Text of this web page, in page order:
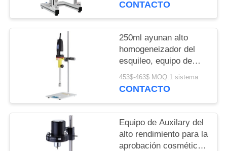
CONTACTO
250ml ayunan alto
homogeneizador del
esquileo, equipo de
mezcla del alto
esquileo del laboratorio
453$-463$ MOQ:1 sistema
CONTACTO
Equipo de Auxilary del
alto rendimiento para la
aprobación cosmética